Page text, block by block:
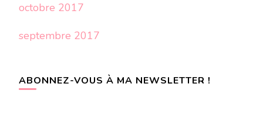
octobre 2017
septembre 2017
ABONNEZ-VOUS À MA NEWSLETTER !